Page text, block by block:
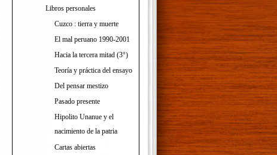
Libros personales
Cuzco : tierra y muerte
El mal peruano 1990-2001
Hacia la tercera mitad (3°)
Teoría y práctica del ensayo
Del pensar mestizo
Pasado presente
Hipolito Unanue y el
nacimiento de la patria
Cartas abiertas